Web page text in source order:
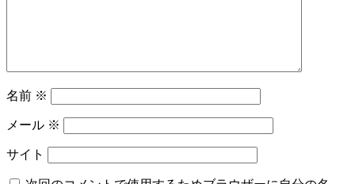
名前 ※
メール ※
サイト